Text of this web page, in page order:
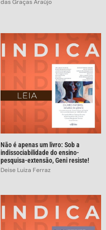
das Graças Araújo
Não é apenas um livro: Sob a
indissociabilidade do ensino-
pesquisa-extensão, Geni resiste!
Deise Luiza Ferraz